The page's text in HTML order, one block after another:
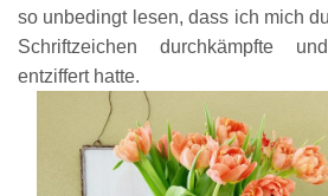
so unbedingt lesen, dass ich mich
Schriftzeichen durchkämpfte
entziffert hatte.